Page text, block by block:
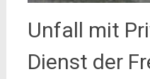
Unfall mit
Dienst der